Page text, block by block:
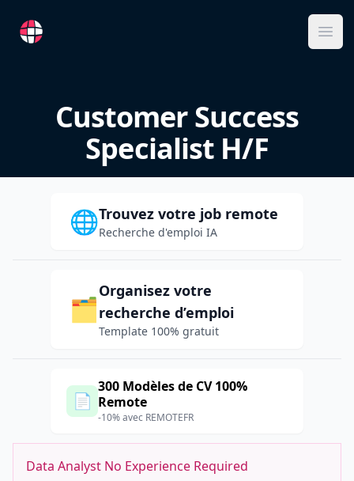
RemoteFR
Customer Success
Specialist H/F
🌐Trouvez votre job remote
Recherche d'emploi IA
🗂️
Organisez votre
recherche d’emploi
Template 100% gratuit
📄
300 Modèles de CV 100%
Remote
-10% avec REMOTEFR
Data Analyst No Experience Required